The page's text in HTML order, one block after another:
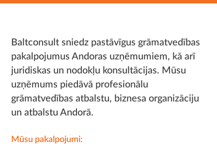
Baltconsult sniedz pastāvīgus grāmatvedības
pakalpojumus Andoras uzņēmumiem, kā arī
juridiskas un nodokļu konsultācijas. Mūsu
uzņēmums piedāvā profesionālu
grāmatvedības atbalstu, biznesa organizāciju
un atbalstu Andorā.
Mūsu pakalpojumi: